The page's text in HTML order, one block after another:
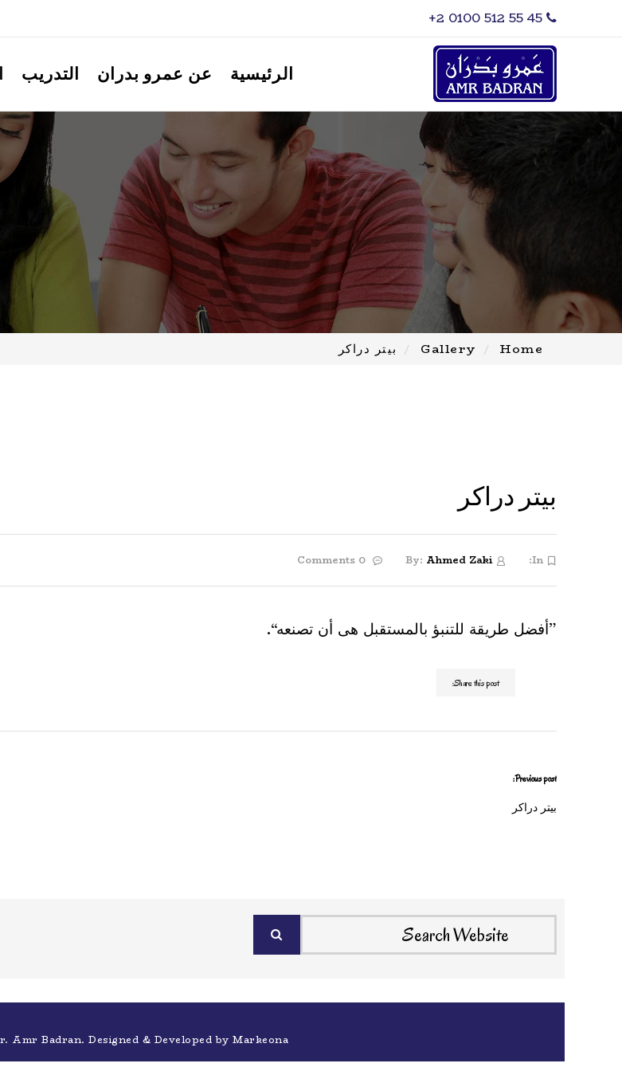
الرئيسية عن عمرو بدران التدريب
Home
Gallery بيتر دراكر
بيتر دراكر
In:
By: Ahmed Zaki
”أفضل طريقة للتنبؤ بالمستقبل هى أن تصنعه“.
Share this post:
Previous post:
بيتر دراكر
Amr Badran. Designed & Developed byMarkeona